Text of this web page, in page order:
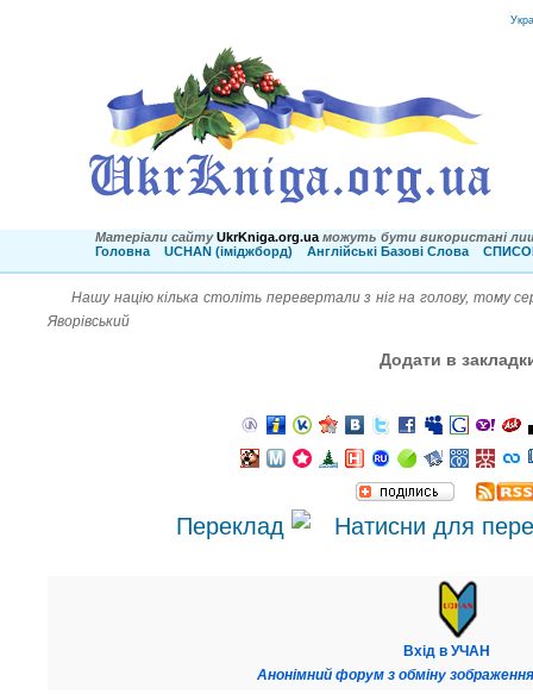
Матеріали сайту UkrKniga.org.ua можуть бути використані
Головна
UCHAN (іміджборд) Англійські Базові Слова
Нашу націю кілька століть перевертали з ніг на голову, тому
Яворівський
Додати в
Переклад
Вхід в УЧАН
Анонімний форум з обміну